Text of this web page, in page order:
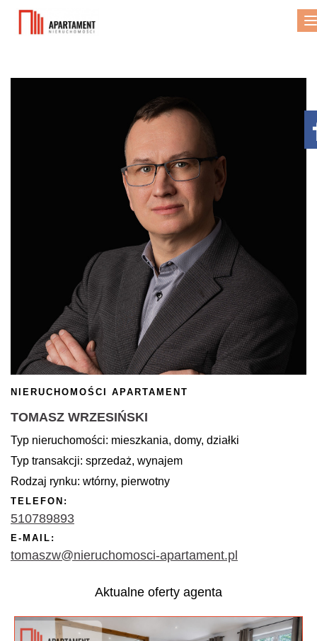
NIERUCHOMOŚCI APARTAMENT
TOMASZ WRZESIŃSKI
Typ nieruchomości: mieszkania, domy, działki
Typ transakcji: sprzedaż, wynajem
Rodzaj rynku: wtórny, pierwotny
TELEFON:
510789893
E-MAIL:
tomaszw@nieruchomosci-apartament.pl
Aktualne oferty agenta